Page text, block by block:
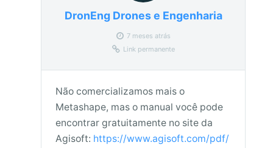
DronEng Drones e Engenharia
7 meses atrás
Link permanente
Não comercializamos mais o
Metashape, mas o manual você pode
encontrar gratuitamente no site da
Agisoft: https://www.agisoft.com/pdf/